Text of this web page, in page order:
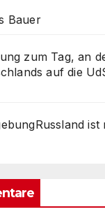
Bauer
zum Tag, an
auf die